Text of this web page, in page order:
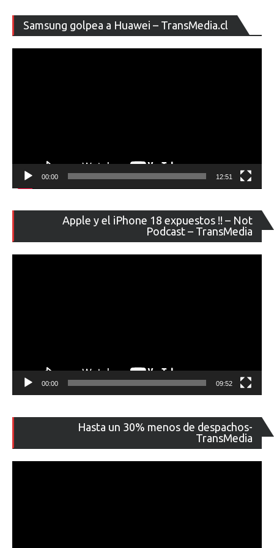
Samsung golpea a Huawei – TransMedia.cl
de
00:00 12:51
Apple y el iPhone 18 expuestos !! – Not
Podcast – TransMedia
de
00:00 09:52
Hasta un 30% menos de despachos-
TransMedia
de